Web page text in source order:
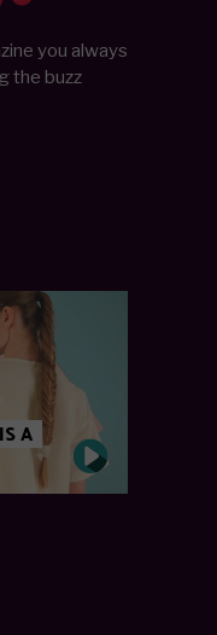
you always
the buzz
A